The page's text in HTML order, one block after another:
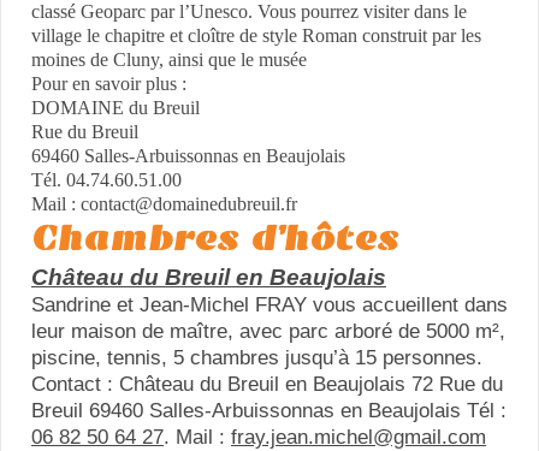
classé Geoparc par l’Unesco. Vous pourrez visiter dans le
village le chapitre et cloître de style Roman construit par les
moines de Cluny, ainsi que le musée
Pour en savoir plus :
DOMAINE du Breuil
Rue du Breuil
69460 Salles-Arbuissonnas en Beaujolais
Tél. 04.74.60.51.00
Mail : contact@domainedubreuil.fr
Chambres d’hôtes
Château du Breuil en Beaujolais
Sandrine et Jean-Michel FRAY vous accueillent dans
leur maison de maître, avec parc arboré de 5000 m²,
piscine, tennis, 5 chambres jusqu’à 15 personnes.
Contact : Château du Breuil en Beaujolais 72 Rue du
Breuil 69460 Salles-Arbuissonnas en Beaujolais Tél :
06 82 50 64 27. Mail : fray.jean.michel@gmail.com